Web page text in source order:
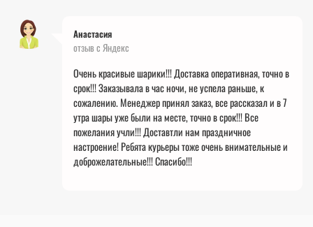
Анастасия
отзыв с Яндекс
Очень красивые шарики!!! Доставка оперативная, точно в
срок!!! Заказывала в час ночи, не успела раньше, к
сожалению. Менеджер принял заказ, все рассказал и в 7
утра шары уже были на месте, точно всрок!!! Все
пожелания учли!!! Доставтли нам праздничное
настроение! Ребята курьеры тоже очень внимательные и
доброжелательные!!! Спасибо!!!